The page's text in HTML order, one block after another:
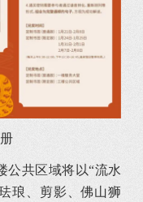
公共区域将以“流水
琅、剪影、佛山狮